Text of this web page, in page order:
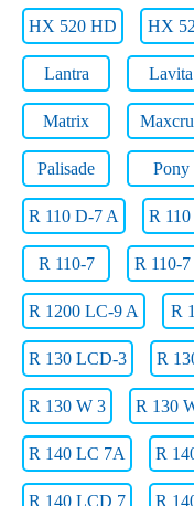
HX 520 HD HX
Lantra Lavita
Matrix
Palisade Pony
R 110 D-7 A R
R 110-7 R 110-7
R 1200 LC-9 A R
R 130 LCD-3 R
R 130 W 3 R 130
R 140 LC 7A R
R 140 LCD 7 R